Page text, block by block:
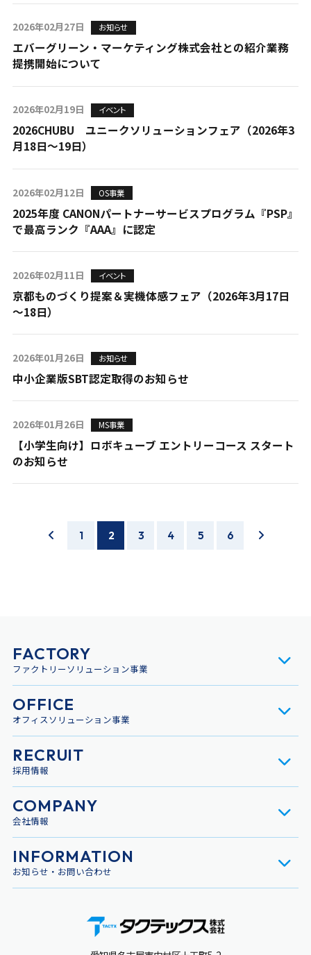
2026年02月27日 お知らせ
エバーグリーン・マーケティング株式会社との紹介業務
提携開始について
2026年02月19日 イベント
2026CHUBU ユニークソリューションフェア（2026年3
月18日～19日）
2026年02月12日 OS事業
2025年度 CANONパートナーサービスプログラム『PSP』
で最高ランク『AAA』に認定
2026年02月11日 イベント
京都ものづくり提案＆実機体感フェア（2026年3月17日
～18日）
2026年01月26日 お知らせ
中小企業版SBT認定取得のお知らせ
2026年01月26日 MS事業
【小学生向け】ロボキューブ エントリーコース スタート
のお知らせ
1 2 3 4 5 6
FACTORY
ファクトリーソリューション事業
OFFICE
オフィスソリューション事業
RECRUIT
採用情報
COMPANY
会社情報
INFORMATION
お知らせ・お問い合わせ